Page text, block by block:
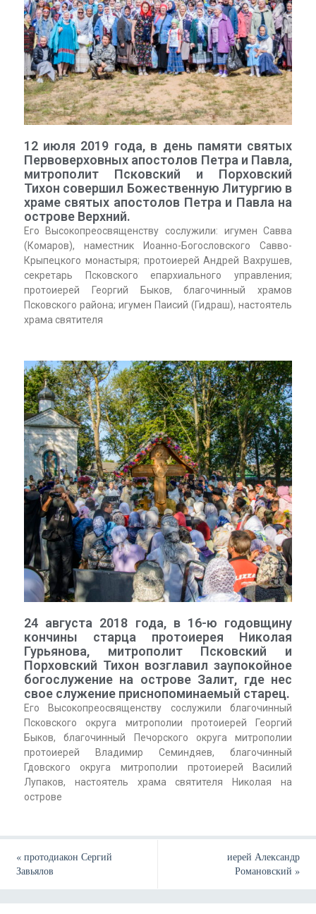
12 июля 2019 года, в день памяти святых
Первоверховных апостолов Петра и Павла,
митрополит Псковский и Порховский
Тихон совершил Божественную Литургию в
храме святых апостолов Петра и Павла на
острове Верхний.
Его Высокопреосвященству сослужили: игумен Савва
(Комаров), наместник Иоанно-Богословского Савво-
Крыпецкого монастыря; протоиерей Андрей Вахрушев,
секретарь Псковского епархиального управления;
протоиерей Георгий Быков, благочинный храмов
Псковского района; игумен Паисий (Гидраш), настоятель
храма святителя
24 августа 2018 года, в 16-ю годовщину
кончины старца протоиерея Николая
Гурьянова, митрополит Псковский и
Порховский Тихон возглавил заупокойное
богослужение на острове Залит, где нес
свое служение приснопоминаемый старец.
Его Высокопреосвященству сослужили благочинный
Псковского округа митрополии протоиерей Георгий
Быков, благочинный Печорского округа митрополии
протоиерей Владимир Семиндяев, благочинный
Гдовского округа митрополии протоиерей Василий
Лупаков, настоятель храма святителя Николая на
острове
«протодиакон Сергий
Завьялов
иерей Александр
Романовский»